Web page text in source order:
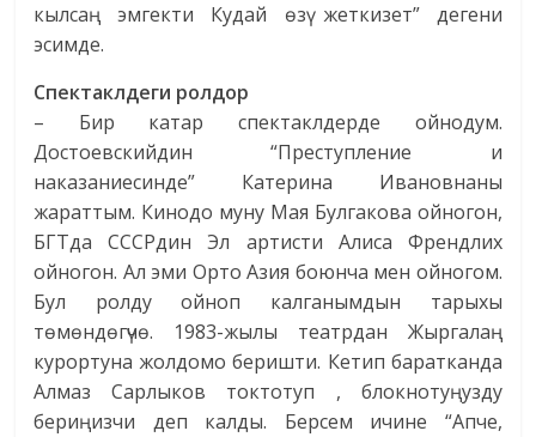
кылсаң эмгекти Кудай өзү жеткизет” дегени
эсимде.
Спектаклдеги ролдор
– Бир катар спектаклдерде ойнодум.
Достоевскийдин “Преступление и
наказаниесинде” Катерина Ивановнаны
жараттым. Кинодо муну Мая Булгакова ойногон,
БГТда СССРдин Эл артисти Алиса Френдлих
ойногон. Ал эми Орто Азия боюнча мен ойногом.
Бул ролду ойноп калганымдын тарыхы
төмөндөгүчө. 1983-жылы театрдан Жыргалаң
курортуна жолдомо беришти. Кетип баратканда
Алмаз Сарлыков токтотуп , блокнотуңузду
бериңизчи деп калды. Берсем ичине “Апче,